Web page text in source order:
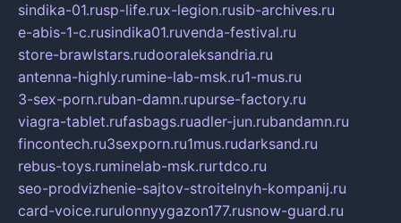
sindika-01.rusp-life.rux-legion.rusib-archives.ru
e-abis-1-c.rusindika01.ruvenda-festival.ru
store-brawlstars.rudooraleksandria.ru
antenna-highly.rumine-lab-msk.ru1-mus.ru
3-sex-porn.ruban-damn.rupurse-factory.ru
viagra-tablet.rufasbags.ruadler-jun.rubandamn.ru
fincontech.ru3sexporn.ru1mus.rudarksand.ru
rebus-toys.ruminelab-msk.rurtdco.ru
seo-prodvizhenie-sajtov-stroitelnyh-kompanij.ru
card-voice.rurulonnyygazon177.rusnow-guard.ru